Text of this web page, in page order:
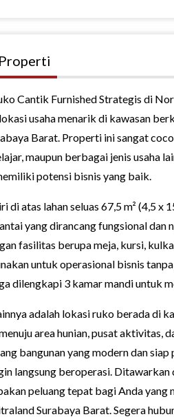
Cantik Furnished Strategis di
usaha menarik di kawasan
Barat. Properti ini sangat
maupun berbagai jenis usaha
potensi bisnis yang baik.
di atas lahan seluas 67,5 m² (4,5 x
yang dirancang fungsional dan
fasilitas berupa meja, kursi,
untuk operasional bisnis
dilengkapi 3 kamar mandi untuk
adalah lokasi ruko berada di
area hunian, pusat aktivitas,
bangunan yang modern dan
langsung beroperasi.
peluang tepat bagi Anda
Surabaya Barat. Segera